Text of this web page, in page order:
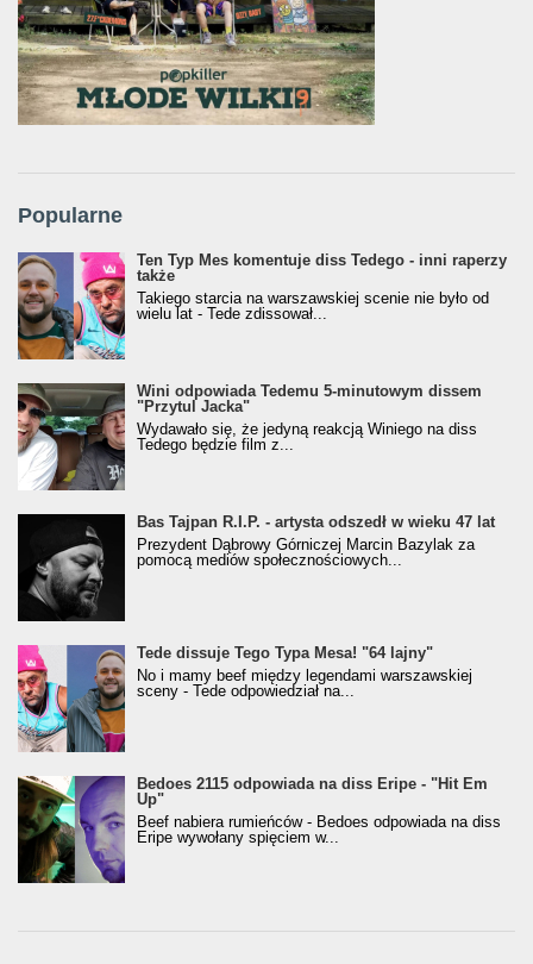
Popularne
Ten Typ Mes komentuje diss Tedego - inni raperzy
także
Takiego starcia na warszawskiej scenie nie było od
wielu lat - Tede zdissował...
Wini odpowiada Tedemu 5-minutowym dissem
"Przytul Jacka"
Wydawało się, że jedyną reakcją Winiego na diss
Tedego będzie film z...
Bas Tajpan R.I.P. - artysta odszedł w wieku 47 lat
Prezydent Dąbrowy Górniczej Marcin Bazylak za
pomocą mediów społecznościowych...
Tede dissuje Tego Typa Mesa! "64 lajny"
No i mamy beef między legendami warszawskiej
sceny - Tede odpowiedział na...
Bedoes 2115 odpowiada na diss Eripe - "Hit Em
Up"
Beef nabiera rumieńców - Bedoes odpowiada na diss
Eripe wywołany spięciem w...